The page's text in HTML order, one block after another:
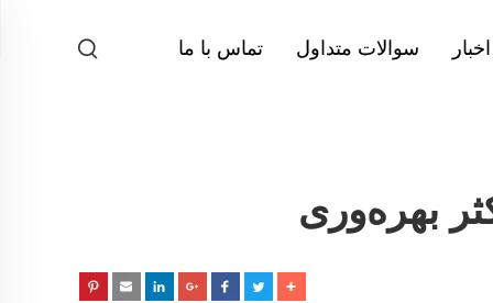
اخبار سوالات متداول تماس با ما
بهره‌وری